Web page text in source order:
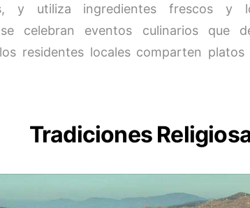
y utiliza ingredientes frescos y
celebran eventos culinarios que
residentes locales comparten
Tradiciones